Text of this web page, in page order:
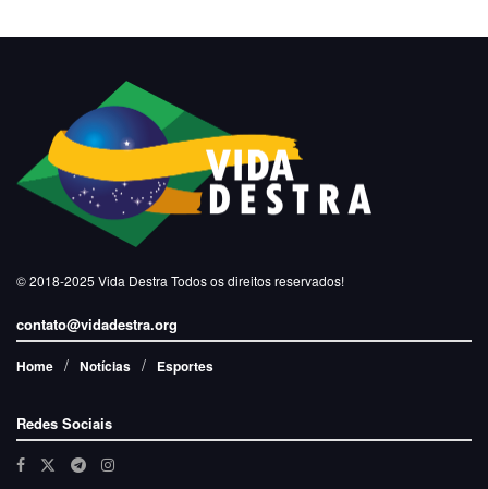
© 2018-2025 Vida Destra Todos os direitos reservados!
contato@vidadestra.org
Home Notícias Esportes
Redes Sociais